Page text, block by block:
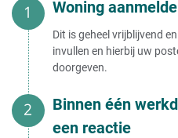
Woning
Dit is geheel vrijblijvend
invullen en hierbij uw
doorgeven.
Binnen één
een reactie